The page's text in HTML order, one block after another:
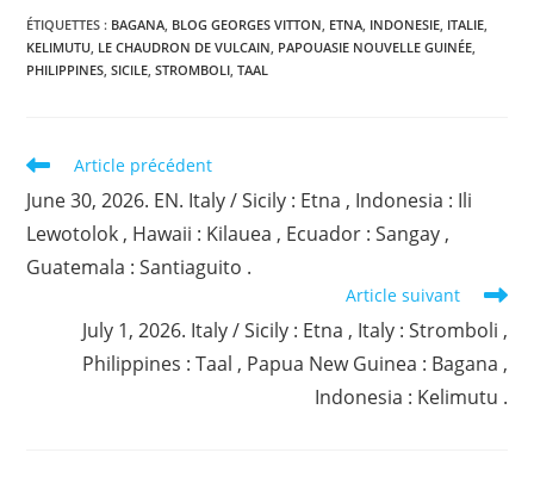
ÉTIQUETTES : BAGANA, BLOG GEORGES VITTON, ETNA, INDONESIE, ITALIE,
KELIMUTU, LE CHAUDRON DE VULCAIN, PAPOUASIE NOUVELLE GUINÉE,
PHILIPPINES, SICILE, STROMBOLI, TAAL
Read
articles
Article précédent
June 30, 2026. EN. Italy / Sicily : Etna , Indonesia : Ili
Lewotolok , Hawaii : Kilauea , Ecuador : Sangay ,
Guatemala : Santiaguito .
Article suivant
July 1, 2026. Italy / Sicily : Etna , Italy : Stromboli ,
Philippines : Taal , Papua New Guinea : Bagana ,
Indonesia : Kelimutu .